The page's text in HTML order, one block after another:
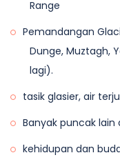
pendakian
kehilangan
di Karakoram.
bertemu dengan
dan Pangkalan
sana pada bulan
kami akan
Range
Pemandangan
Dunge, Muztagh,
lagi).
tasik glasier, air
Banyak puncak
kehidupan dan